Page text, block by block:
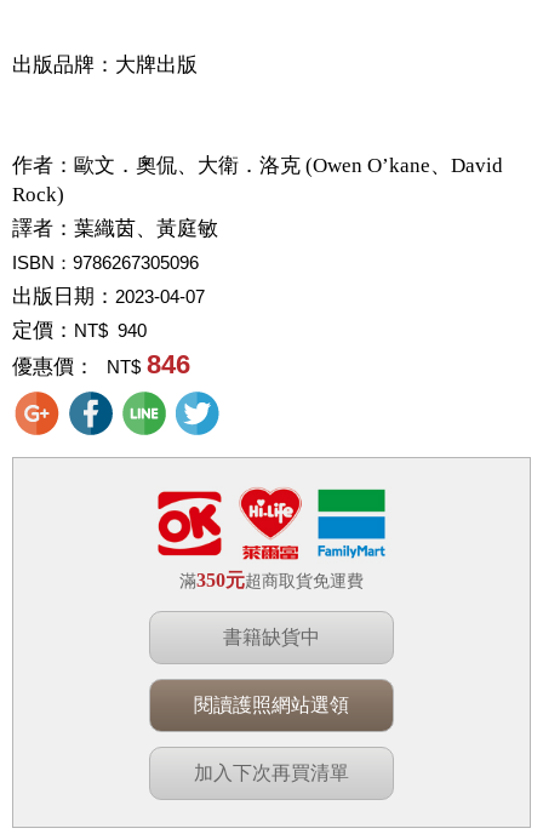
出版品牌：大牌出版
作者： 歐文．奧侃、大衛．洛克 (Owen O’kane、David
Rock)
譯者： 葉織茵、黃庭敏
ISBN：9786267305096
出版日期： 2023-04-07
定價： NT$ 940
優惠價： NT$ 846
滿350元超商取貨免運費
書籍缺貨中
閱讀護照網站選領
加入下次再買清單